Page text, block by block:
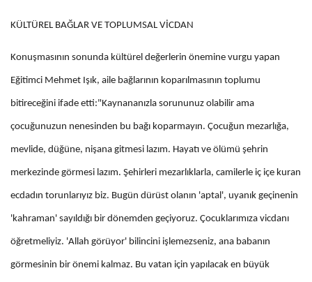
KÜLTÜREL BAĞLAR VE TOPLUMSAL VİCDAN
Konuşmasının sonunda kültürel değerlerin önemine vurgu yapan
Eğitimci Mehmet Işık, aile bağlarının koparılmasının toplumu
bitireceğini ifade etti:"Kaynananızla sorununuz olabilir ama
çocuğunuzun nenesinden bu bağı koparmayın. Çocuğun mezarlığa,
mevlide, düğüne, nişana gitmesi lazım. Hayatı ve ölümü şehrin
merkezinde görmesi lazım. Şehirleri mezarlıklarla, camilerle iç içe kuran
ecdadın torunlarıyız biz. Bugün dürüst olanın 'aptal', uyanık geçinenin
'kahraman' sayıldığı bir dönemden geçiyoruz. Çocuklarımıza vicdanı
öğretmeliyiz. 'Allah görüyor' bilincini işlemezseniz, ana babanın
görmesinin bir önemi kalmaz. Bu vatan için yapılacak en büyük